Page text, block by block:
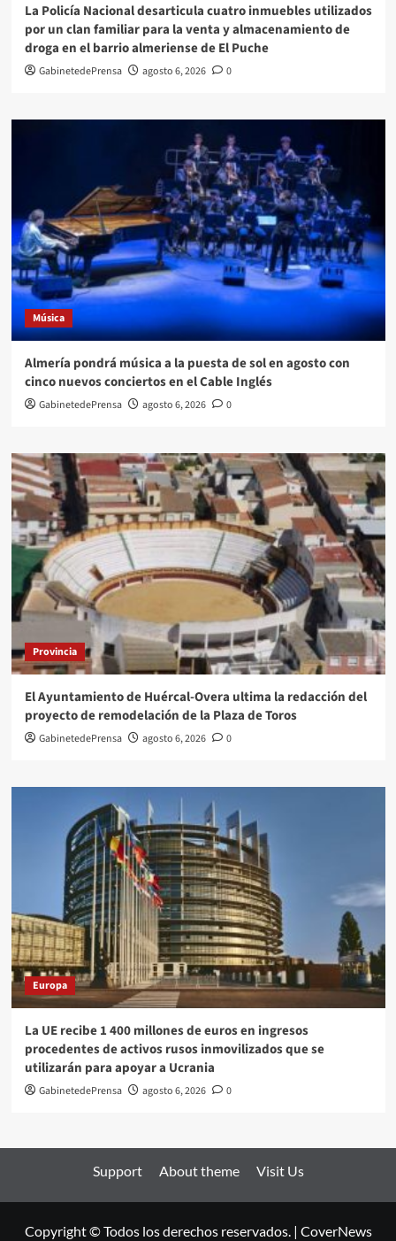
La Policía Nacional desarticula cuatro inmuebles utilizados
por un clan familiar para la venta y almacenamiento de
droga en el barrio almeriense de El Puche
GabinetedePrensa agosto 6, 2026 0
Música
Almería pondrá música a la puesta de sol en agosto con
cinco nuevos conciertos en el Cable Inglés
GabinetedePrensa agosto 6, 2026 0
Provincia
El Ayuntamiento de Huércal-Overa ultima la redacción del
proyecto de remodelación de la Plaza de Toros
GabinetedePrensa agosto 6, 2026 0
Europa
La UE recibe 1 400 millones de euros en ingresos
procedentes de activos rusos inmovilizados que se
utilizarán para apoyar a Ucrania
GabinetedePrensa agosto 6, 2026 0
Support About theme Visit Us
Copyright © Todos los derechos reservados. | CoverNews